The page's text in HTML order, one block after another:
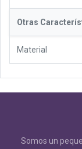
Otras
Material
Somos un